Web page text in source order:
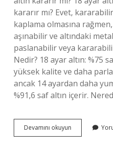
kararır mı? Evet,
kaplama olmasına
aşınabilir ve altındaki
paslanabilir veya
Nedir? 18 ayar altın: %75
yüksek kalite ve daha
ancak 14 ayardan daha
%91,6 saf altın içerir.
Devamını okuyun
Kararır